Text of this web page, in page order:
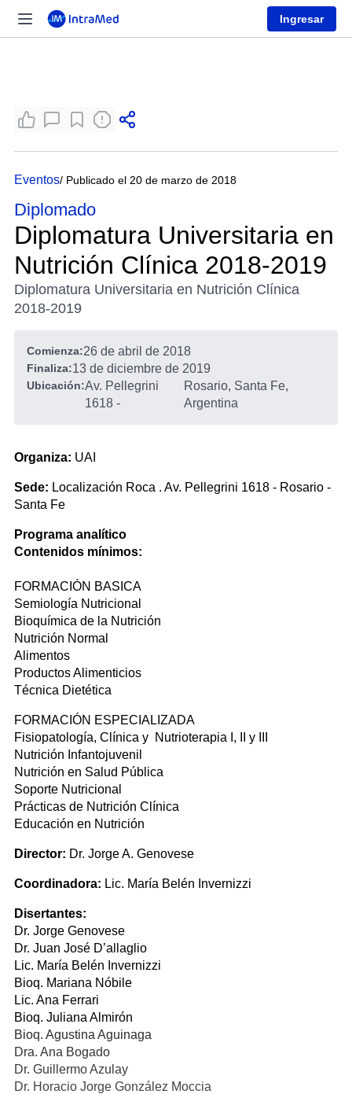
Ingresar
Eventos/ Publicado el 20 de marzo de 2018
Diplomado
Diplomatura Universitaria en
Nutrición Clínica 2018-2019
Diplomatura Universitaria en Nutrición Clínica
2018-2019
Comienza:26 de abril de 2018
Finaliza:13 de diciembre de 2019
Ubicación:Av. Pellegrini
1618 -
Rosario, Santa Fe,
Argentina
Organiza: UAI
Sede: Localización Roca . Av. Pellegrini 1618 - Rosario -
Santa Fe
Programa analítico
Contenidos mínimos:
FORMACIÓN BASICA
Semiología Nutricional
Bioquímica de la Nutrición
Nutrición Normal
Alimentos
Productos Alimenticios
Técnica Dietética
FORMACIÓN ESPECIALIZADA
Fisiopatología, Clínica y Nutrioterapia I, II y III
Nutrición Infantojuvenil
Nutrición en Salud Pública
Soporte Nutricional
Prácticas de Nutrición Clínica
Educación en Nutrición
Director: Dr. Jorge A. Genovese
Coordinadora: Lic. María Belén Invernizzi
Disertantes:
Dr. Jorge Genovese
Dr. Juan José D’allaglio
Lic. María Belén Invernizzi
Bioq. Mariana Nóbile
Lic. Ana Ferrari
Bioq. Juliana Almirón
Bioq. Agustina Aguinaga
Dra. Ana Bogado
Dr. Guillermo Azulay
Dr. Horacio Jorge González Moccia